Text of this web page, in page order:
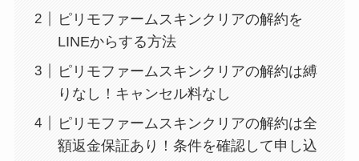
ベストタイミングを
詳しく解説！
ユンス美容液の解約
まとめ！電話が繋が
らない時の裏ワザ
ピリモファームスキンクリアの解約を
LINEからする方法
ピリモファームスキンクリアの解約は縛
りなし！キャンセル料なし
ピリモファームスキンクリアの解約は全
額返金保証あり！条件を確認して申し込